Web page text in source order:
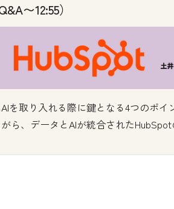
〜12:55）
を取り入れる際に鍵となる4つのポ
ら、データとAIが統合された